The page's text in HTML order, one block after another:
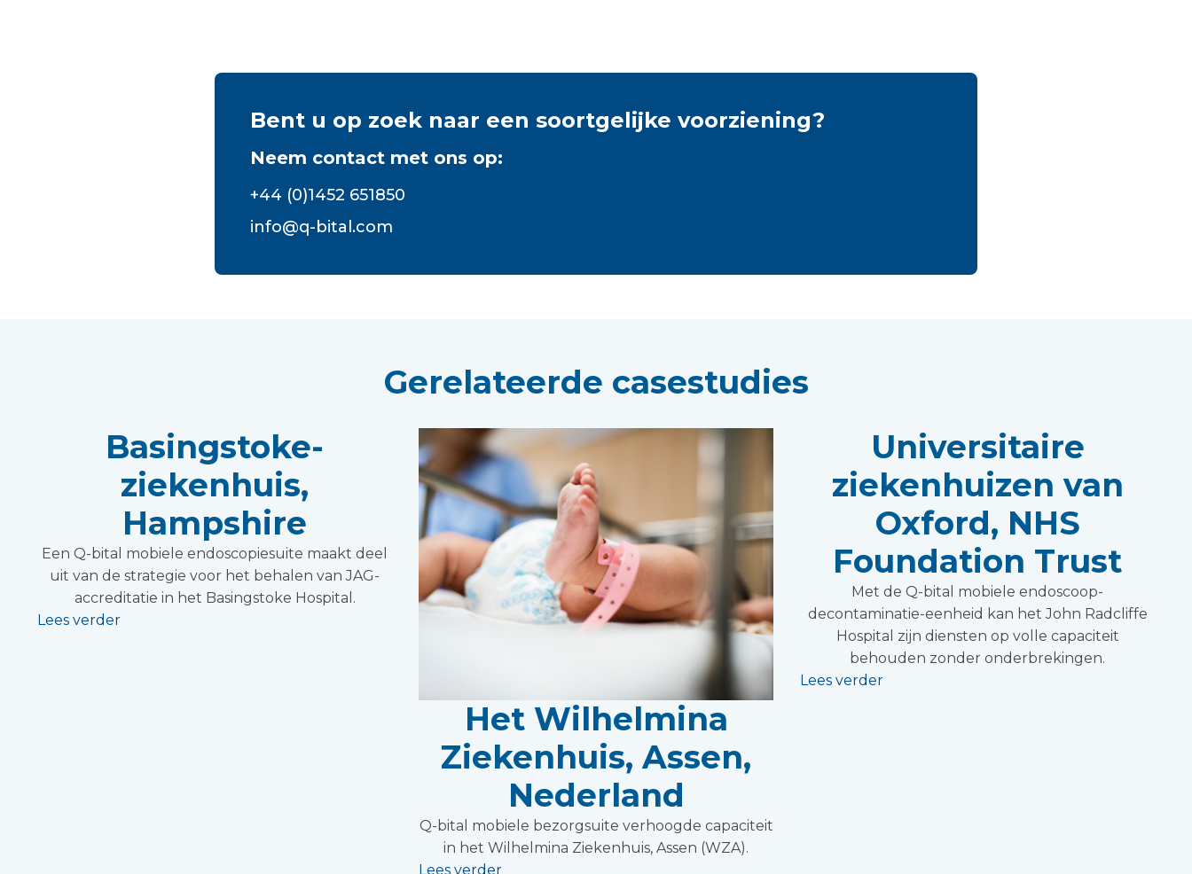
Bent u op zoek naar een soortgelijke voorziening?
Neem contact met ons op:
+44 (0)1452 651850
info@q-bital.com
Gerelateerde casestudies
Basingstoke-
ziekenhuis,
Hampshire
Een Q-bital mobiele endoscopiesuite maakt deel
uit van de strategie voor het behalen van JAG-
accreditatie in het Basingstoke Hospital.
Lees verder
Het Wilhelmina
Ziekenhuis, Assen,
Nederland
Q-bital mobiele bezorgsuite verhoogde capaciteit
in het Wilhelmina Ziekenhuis, Assen (WZA).
Lees verder
Universitaire
ziekenhuizen van
Oxford, NHS
Foundation Trust
Met de Q-bital mobiele endoscoop-
decontaminatie-eenheid kan het John Radcliffe
Hospital zijn diensten op volle capaciteit
behouden zonder onderbrekingen.
Lees verder